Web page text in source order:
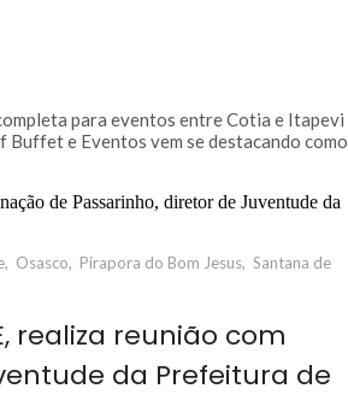
para eventos entre Cotia e Itapevi
e Eventos vem se destacando como
, Osasco, Pirapora do Bom Jesus, Santana de
realiza reunião com
da Prefeitura de